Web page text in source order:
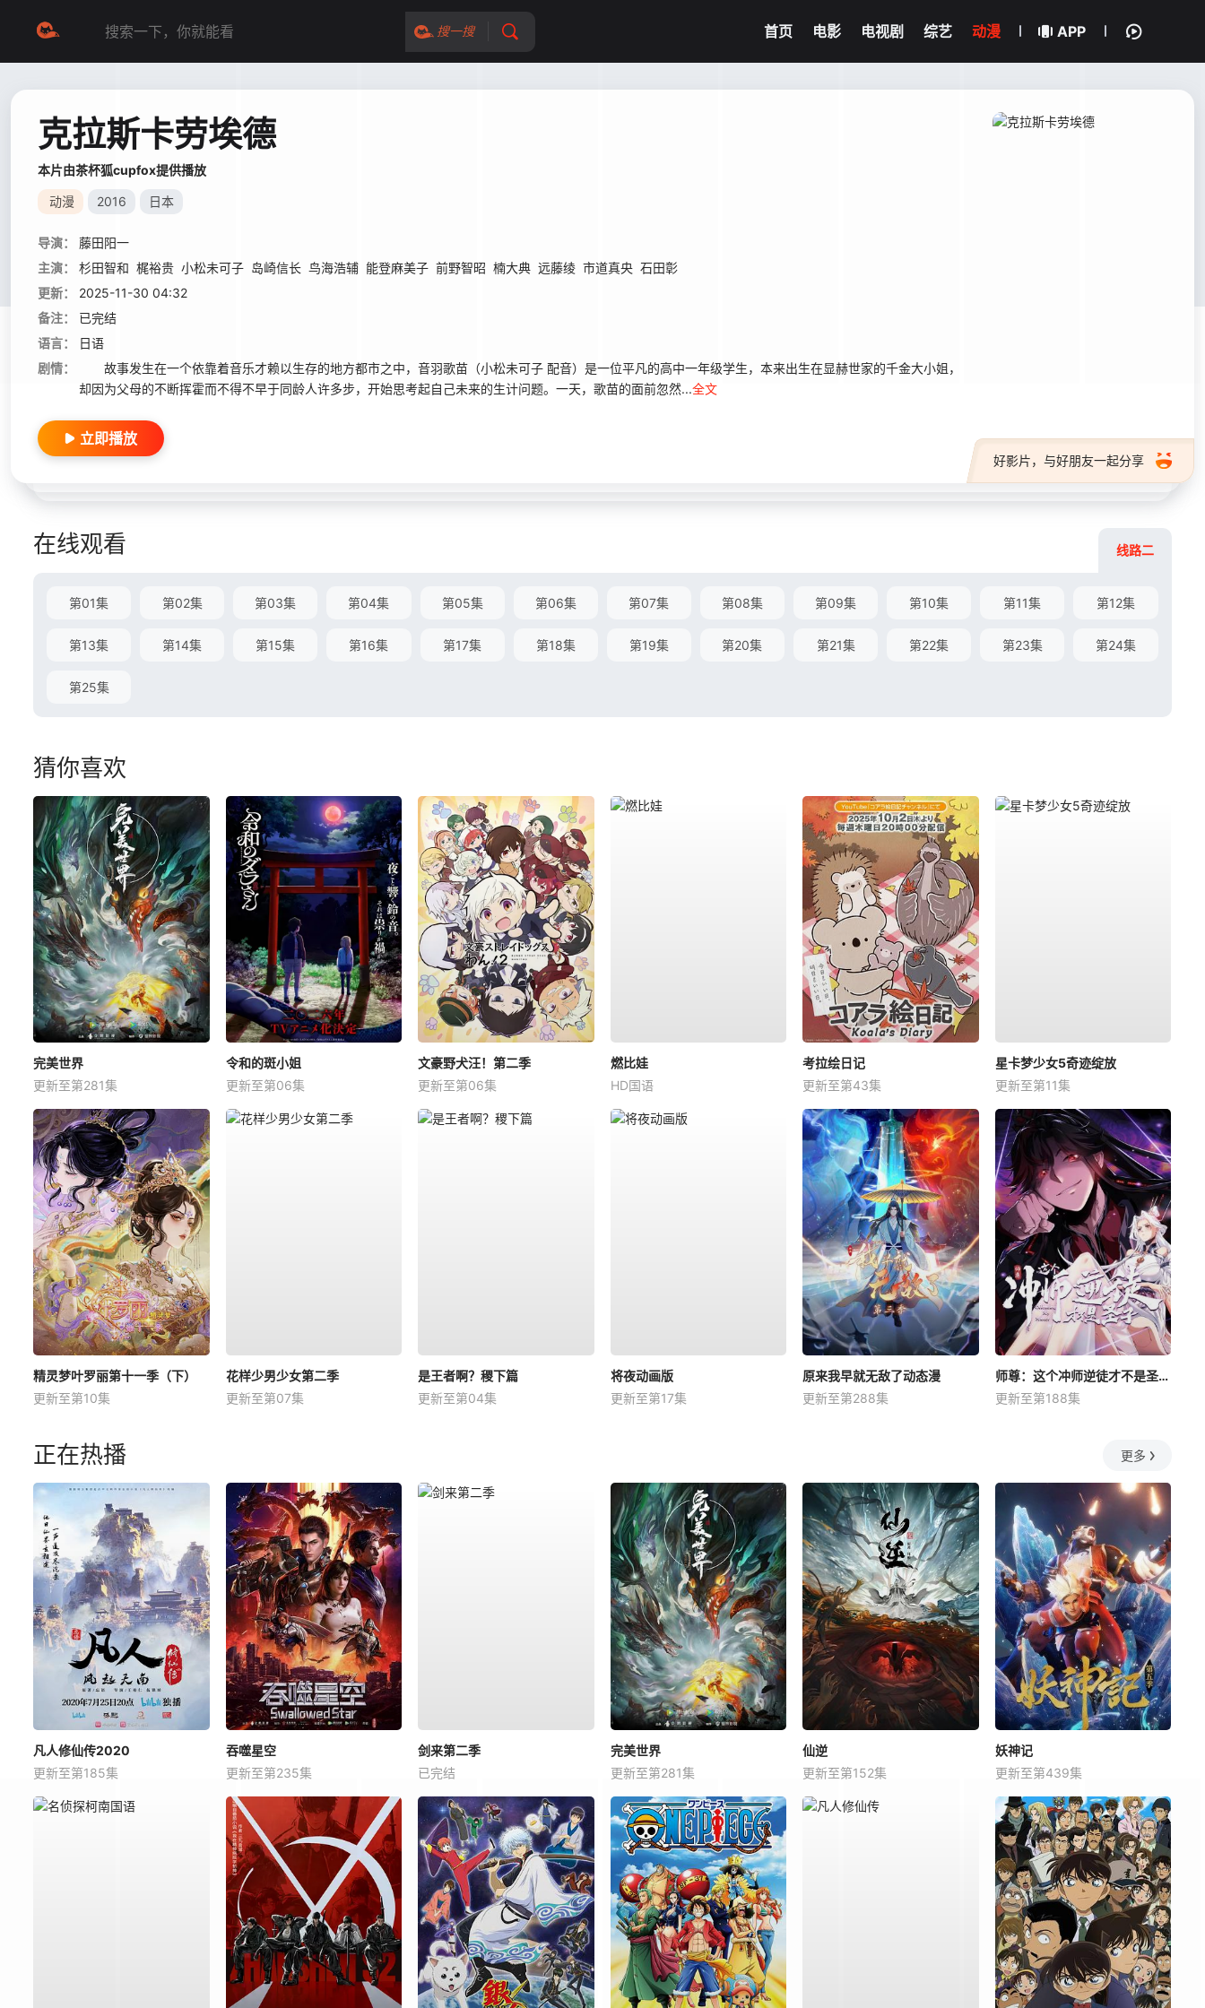
搜一搜 首页 电影 电视剧 综艺 动漫 APP
克拉斯卡劳埃德
本片由茶杯狐cupfox提供播放
动漫 2016 日本
导演：
藤田阳一
主演：
杉田智和 梶裕贵 小松未可子 岛崎信长 鸟海浩辅 能登麻美子 前野智昭 楠大典 远藤绫 市道真央 石田彰
更新：
2025-11-30 04:32
备注：
已完结
语言：
日语
剧情：
故事发生在一个依靠着音乐才赖以生存的地方都市之中，音羽歌苗（小松未可子 配音）是一位平凡的高中一年级学生，本来出生在显赫世家的千金大小姐，
却因为父母的不断挥霍而不得不早于同龄人许多步，开始思考起自己未来的生计问题。一天，歌苗的面前忽然...全文
好影片，与好朋友一起分享
立即播放
在线观看 线路二
第01集 第02集 第03集 第04集 第05集 第06集 第07集 第08集 第09集 第10集 第11集 第12集
第13集 第14集 第15集 第16集 第17集 第18集 第19集 第20集 第21集 第22集 第23集 第24集
第25集
猜你喜欢
完美世界
更新至第281集
令和的斑小姐
更新至第06集
文豪野犬汪！第二季
更新至第06集
燃比娃
HD国语
考拉绘日记
更新至第43集
星卡梦少女5奇迹绽放
更新至第11集
精灵梦叶罗丽第十一季（下）
更新至第10集
花样少男少女第二季
更新至第07集
是王者啊？稷下篇
更新至第04集
将夜动画版
更新至第17集
原来我早就无敌了动态漫
更新至第288集
师尊：这个冲师逆徒才不是圣子动态漫
更新至第188集
正在热播 更多
凡人修仙传2020
更新至第185集
吞噬星空
更新至第235集
剑来第二季
已完结
完美世界
更新至第281集
仙逆
更新至第152集
妖神记
更新至第439集